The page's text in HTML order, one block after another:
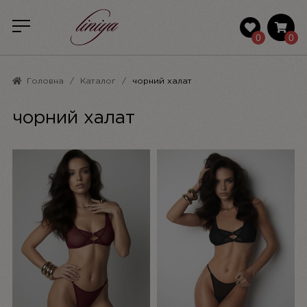
0
0
Головна Каталог чорний халат
чорний халат